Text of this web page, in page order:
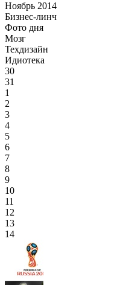
Ноябрь 2014
Бизнес-линч
Фото дня
Мозг
Техдизайн
Идиотека
30
31
1
2
3
4
5
6
7
8
9
10
11
12
13
14